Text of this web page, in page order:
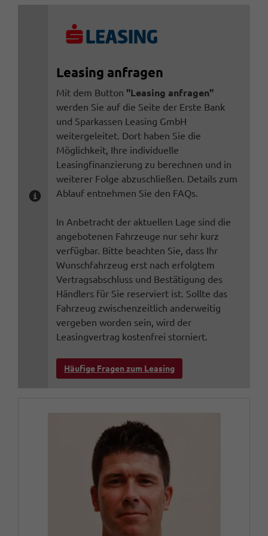
Leasing anfragen
Mit dem Button "Leasing anfragen"
werden Sie auf die Seite der Erste Bank
und Sparkassen Leasing GmbH
weitergeleitet. Dort haben Sie die
Möglichkeit, Ihre individuelle
Leasingfinanzierung zu berechnen und in
weiterer Folge abzuschließen. Details zum
Ablauf entnehmen Sie den FAQs.
In Anbetracht der aktuellen Lage sind die
angebotenen Fahrzeuge nur sehr kurz
verfügbar. Bitte beachten Sie, dass Ihr
Wunschfahrzeug erst nach erfolgtem
Vertragsabschluss und Bestätigung des
Händlers für Sie reserviert ist. Sollte das
Fahrzeug zwischenzeitlich anderweitig
vergeben worden sein, wird der
Leasingvertrag kostenfrei storniert.
Häufige Fragen zum Leasing